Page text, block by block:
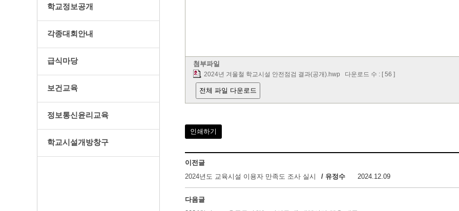
학교정보공개
각종대회안내
급식마당
보건교육
정보통신윤리교육
학교시설개방창구
첨부파일
2024년 겨울철 학교시설 안전점검 결과(공개).hwp 다운로드 수 : [ 56 ]
전체 파일 다운로드
인쇄하기
이전글
2024년도 교육시설 이용자 만족도 조사 실시
/ 유정수 2024.12.09
다음글